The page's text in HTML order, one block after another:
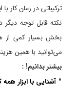
ترکیباتی در زمان کار
نکته قابل توجه
بخش بسیار کمی از
می‌توانید با همین
بیشتر بدانیم! :
آشنایی با ابزار همه